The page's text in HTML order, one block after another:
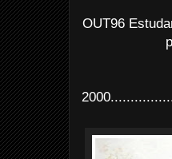
OUT96